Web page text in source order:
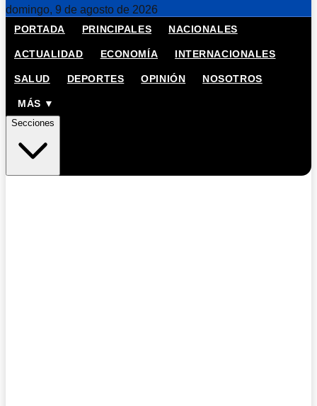
domingo, 9 de agosto de 2026
PORTADA PRINCIPALES NACIONALES
ACTUALIDAD ECONOMÍA INTERNACIONALES
SALUD DEPORTES OPINIÓN NOSOTROS
MÁS ▼
Secciones